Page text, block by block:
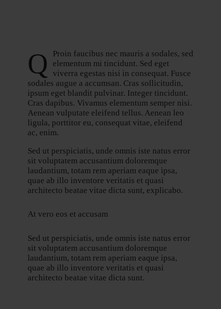
Q
Proin faucibus nec mauris a sodales, sed
elementum mi tincidunt. Sed eget
viverra egestas nisi in consequat. Fusce
sodales augue a accumsan. Cras sollicitudin,
ipsum eget blandit pulvinar. Integer tincidunt.
Cras dapibus. Vivamus elementum semper nisi.
Aenean vulputate eleifend tellus. Aenean leo
ligula, porttitor eu, consequat vitae, eleifend
ac, enim.
Sed ut perspiciatis, unde omnis iste natus error
sit voluptatem accusantium doloremque
laudantium, totam rem aperiam eaque ipsa,
quae ab illo inventore veritatis et quasi
architecto beatae vitae dicta sunt, explicabo.
At vero eos et accusam
Sed ut perspiciatis, unde omnis iste natus error
sit voluptatem accusantium doloremque
laudantium, totam rem aperiam eaque ipsa,
quae ab illo inventore veritatis et quasi
architecto beatae vitae dicta sunt.